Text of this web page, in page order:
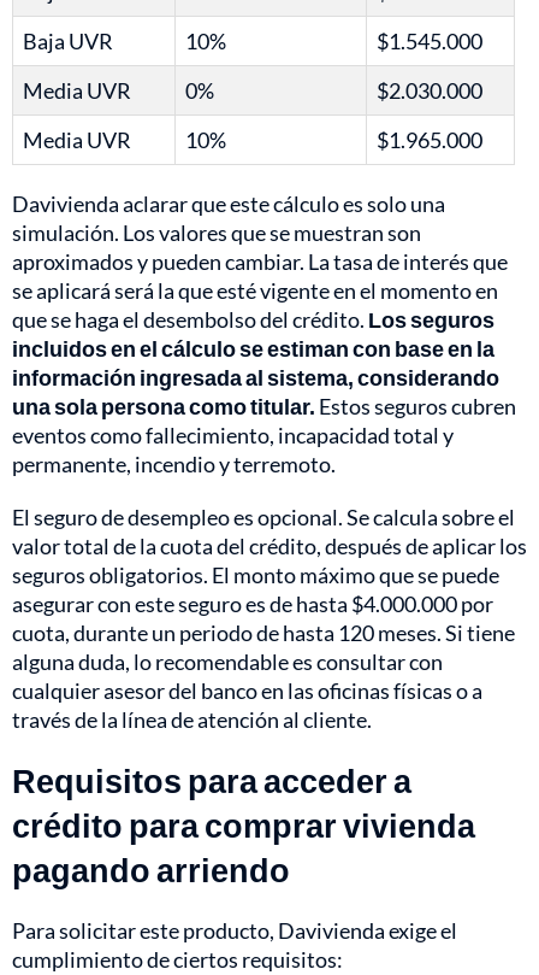
Baja UVR
10%
$1.545.000
Media UVR
0%
$2.030.000
Media UVR
10% $1.965.000
Davivienda aclarar que este cálculo es solo una
simulación. Los valores que se muestran son
aproximados y pueden cambiar. La tasa de interés que
se aplicará será la que esté vigente en el momento en
que se haga el desembolso del crédito. Los seguros
incluidos en el cálculo se estiman con base en la
información ingresada al sistema, considerando
una sola persona como titular. Estos seguros cubren
eventos como fallecimiento, incapacidad total y
permanente, incendio y terremoto.
El seguro de desempleo es opcional. Se calcula sobre el
valor total de la cuota del crédito, después de aplicar los
seguros obligatorios. El monto máximo que se puede
asegurar con este seguro es de hasta $4.000.000 por
cuota, durante un periodo de hasta 120 meses. Si tiene
alguna duda, lo recomendable es consultar con
cualquier asesor del banco en las oficinas físicas o a
través de la línea de atención al cliente.
Requisitos para acceder a
crédito para comprar vivienda
pagando arriendo
Para solicitar este producto, Davivienda exige el
cumplimiento de ciertos requisitos: